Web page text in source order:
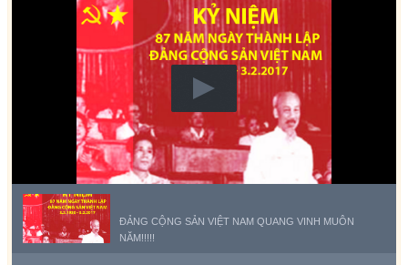
ĐẢNG CỘNG SẢN VIỆT NAM QUANG VINH MUÔN
NĂM!!!!!